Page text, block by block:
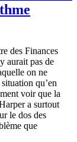
des Finances
aurait pas de
on ne
situation qu’en
voir que la
a surtout
le dos des
que